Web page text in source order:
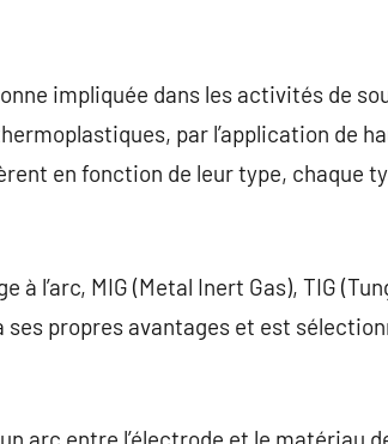
impliquée dans les activités de
par l’application de
en fonction de leur type, chaque
l’arc, MIG (Metal Inert Gas), TIG
propres avantages et est